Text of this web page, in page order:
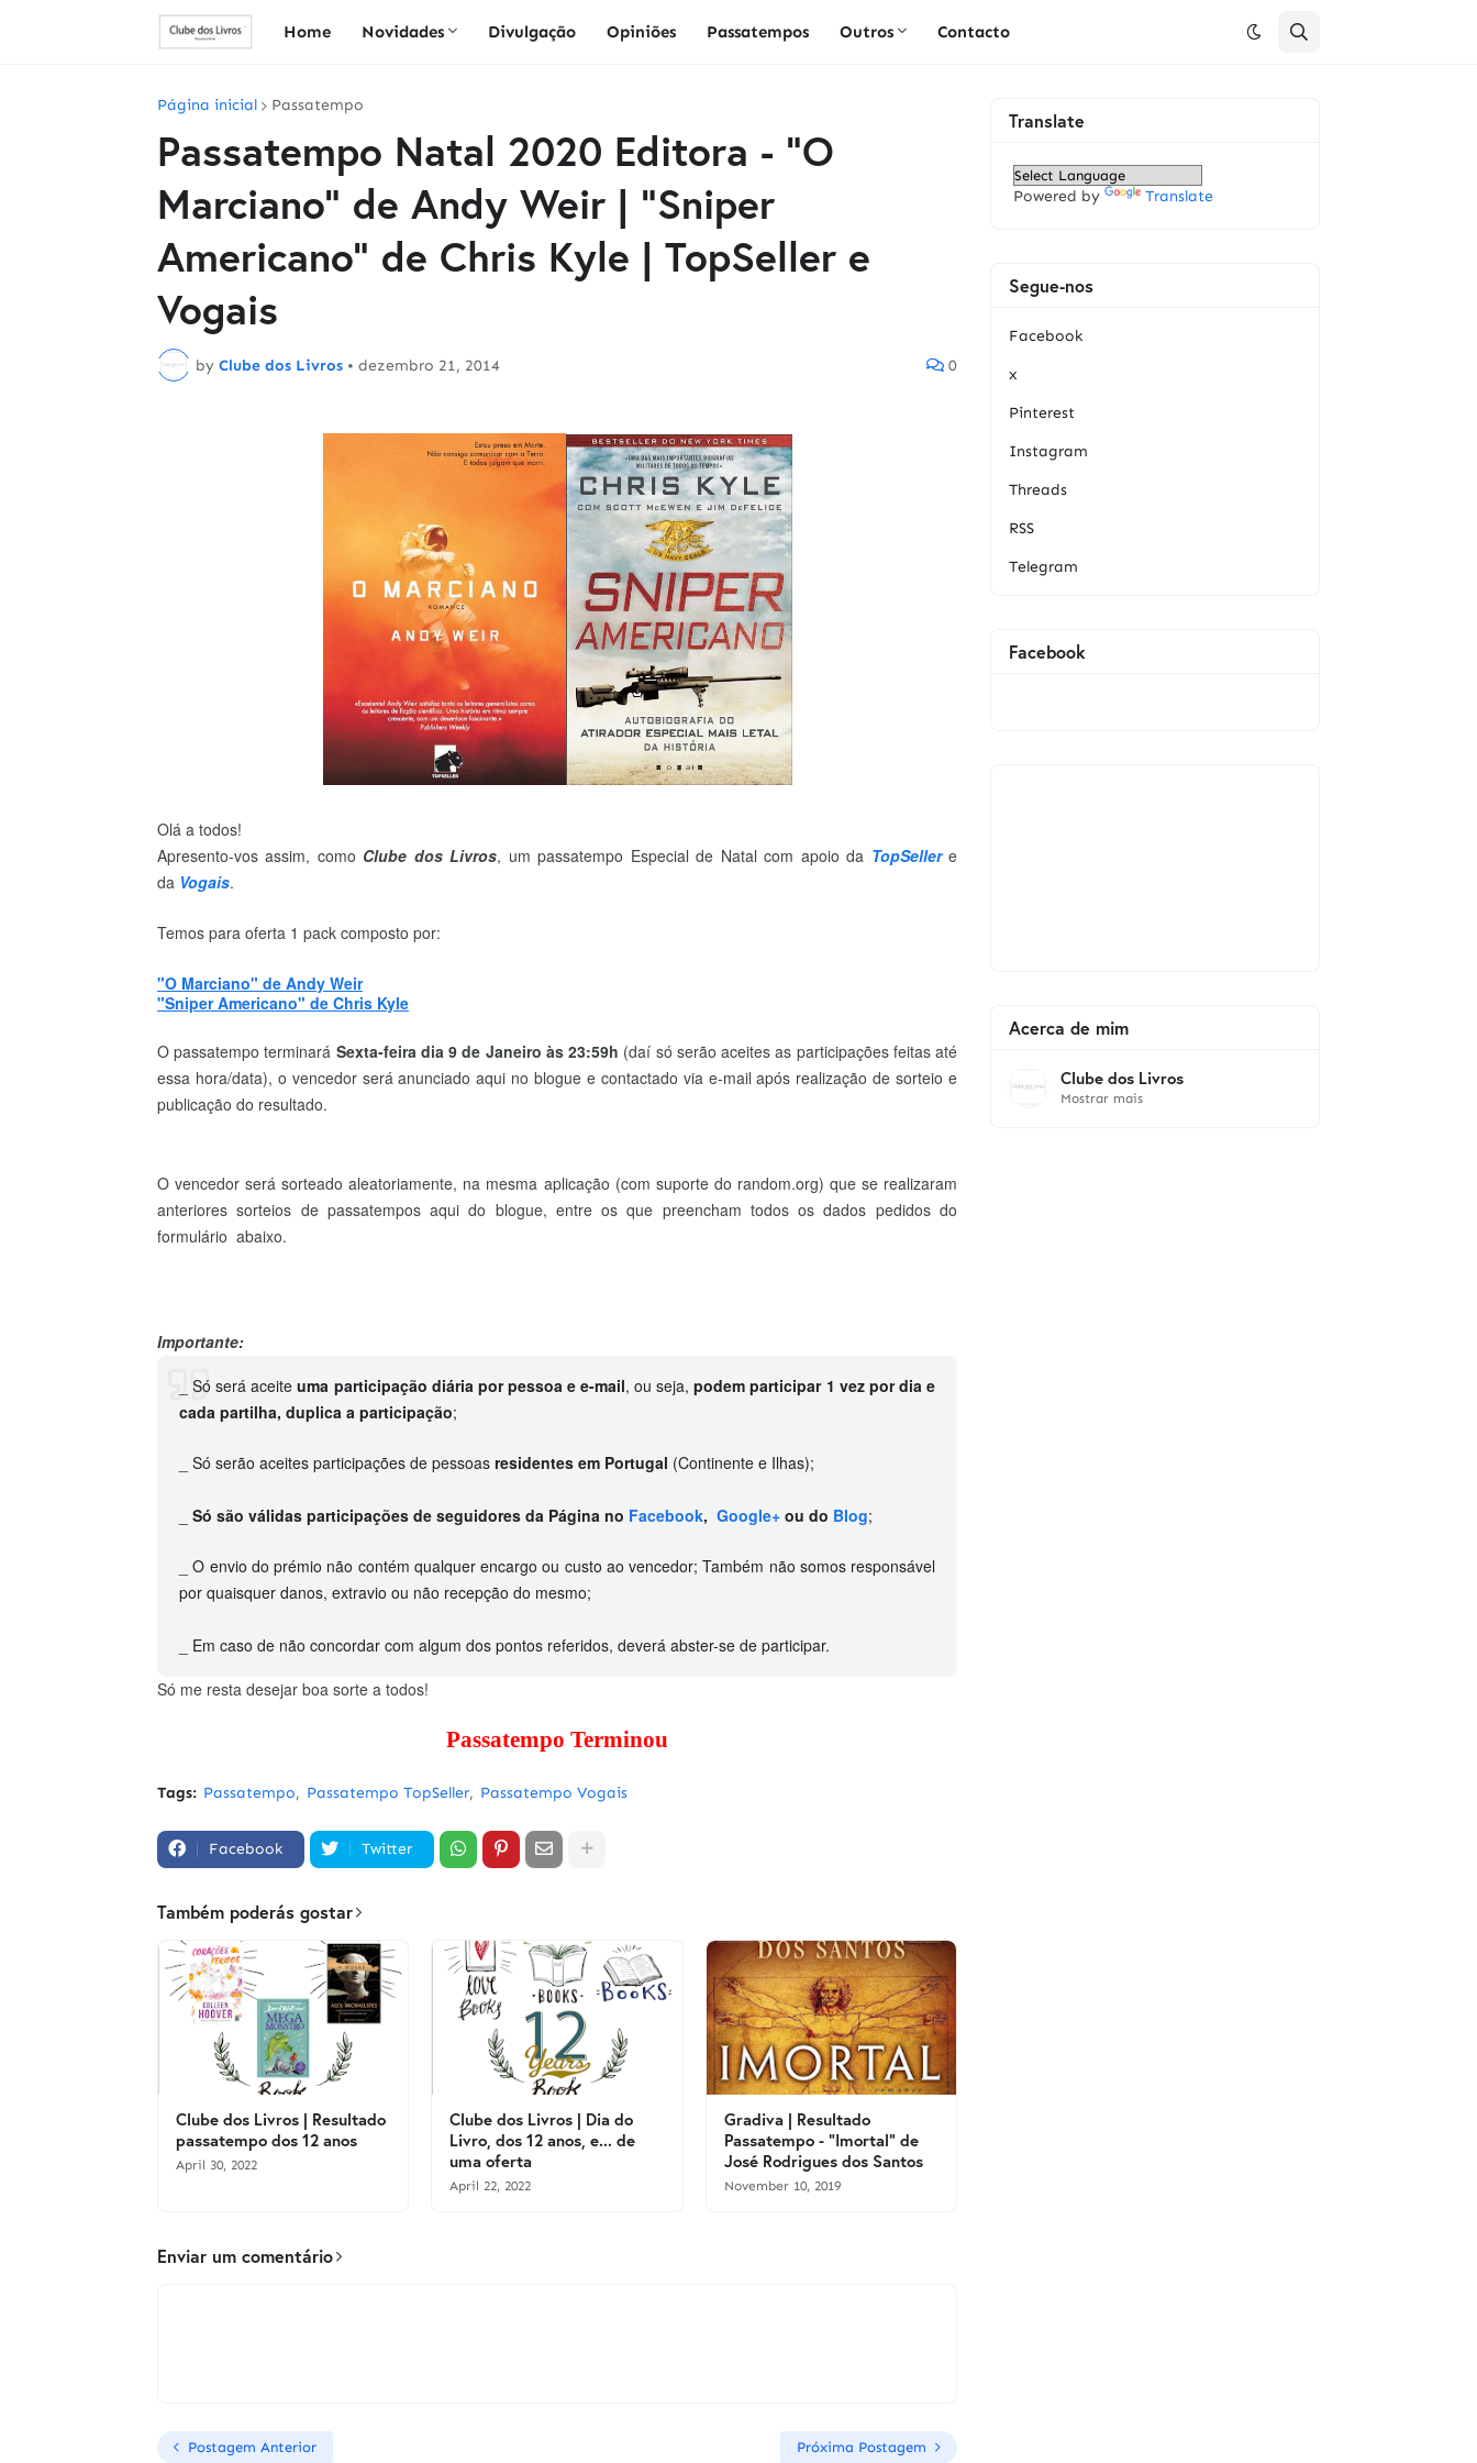
Home Novidades Divulgação Opiniões Passatempos Outros Contacto
Página inicial Passatempo
Passatempo Natal 2020 Editora - "O
Marciano" de Andy Weir | "Sniper
Americano" de Chris Kyle | TopSeller e
Vogais
by Clube dos Livros • dezembro 21, 2014 0
Olá a todos!
Apresento-vos assim, como Clube dos Livros, um passatempo Especial de Natalcom apoio da TopSellere
da Vogais.
Temos para oferta 1 pack composto por:
"O Marciano" de Andy Weir
"Sniper Americano" de Chris Kyle
O passatempo terminará Sexta-feira dia 9 de Janeiro às 23:59h (daí só serão aceites as participações feitas até
essa hora/data), o vencedor será anunciado aqui no blogue e contactado via e-mail após realização de sorteio e
publicação do resultado.
O vencedor será sorteado aleatoriamente, na mesma aplicação (com suporte do random.org) que se realizaram
anteriores sorteios de passatempos aqui do blogue, entre os que preencham todos os dados pedidos do
formulário abaixo.
Importante:
_ Só será aceiteuma participação diária por pessoa e e-mail, ou seja,podem participar 1 vez por dia e
cada partilha, duplica a participação;
_ Só serão aceites participações de pessoas residentes em Portugal (Continente e Ilhas);
Só são válidas participações de seguidores da Página no Facebook, Google+ ou do Blog;
_ O envio do prémio não contém qualquer encargo ou custo ao vencedor; Também não somos responsável
por quaisquer danos, extravio ou não recepção do mesmo;
_ Em caso de não concordar com algum dos pontos referidos, deverá abster-se de participar.
Só me resta desejar boa sorte a todos!
Passatempo Terminou
Tags: Passatempo Passatempo TopSeller Passatempo Vogais
Facebook Twitter
Também poderás gostar
Clube dos Livros | Resultado
passatempo dos 12 anos
April 30, 2022
Clube dos Livros | Dia do
Livro, dos 12 anos, e... de
uma oferta
April 22, 2022
Gradiva | Resultado
Passatempo - "Imortal" de
José Rodrigues dos Santos
November 10, 2019
Enviar um comentário
Postagem Anterior Próxima Postagem
Translate
Powered by Translate
Segue-nos
Facebook
x
Pinterest
Instagram
Threads
RSS
Telegram
Facebook
Acerca de mim
Clube dos Livros
Mostrar mais